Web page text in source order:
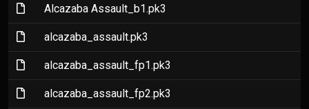
(File)Alcazaba Assault_b1.pk3
(File)alcazaba_assault.pk3
(File)alcazaba_assault_fp1.pk3
(File)alcazaba_assault_fp2.pk3